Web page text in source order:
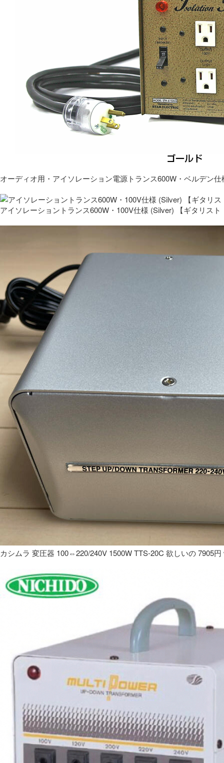
オーディオ用・アイソレーション電源トランス600W・ベルデン仕
アイソレーショントランス600W・100V仕様 (Silver) 【ギタリス
カシムラ 変圧器 100⇔220/240V 1500W TTS-20C 欲しいの 7905円